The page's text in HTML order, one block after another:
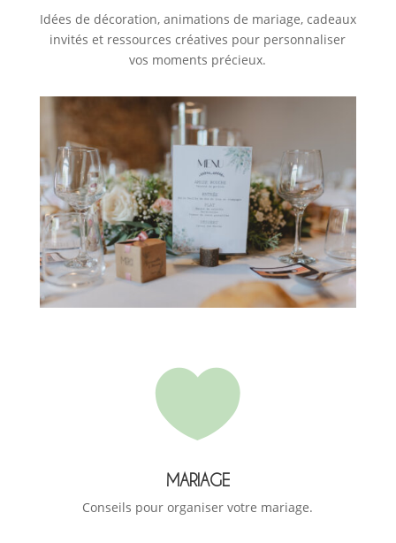
Idées de décoration, animations de mariage, cadeaux
invités et ressources créatives pour personnaliser
vos moments précieux.

MARIAGE
Conseils pour organiser votre mariage.